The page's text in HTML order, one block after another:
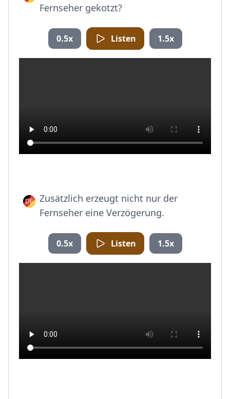
Fernseher gekotzt?
0.5x Listen 1.5x
Zusätzlich erzeugt nicht nur der
Fernseher eine Verzögerung.
0.5x Listen 1.5x